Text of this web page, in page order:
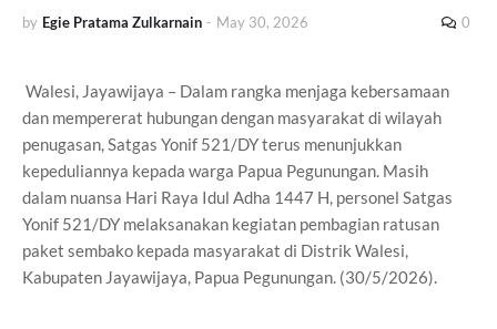
by Egie Pratama Zulkarnain - May 30, 2026 0
Walesi, Jayawijaya – Dalam rangka menjaga kebersamaan
dan mempererat hubungan dengan masyarakat di wilayah
penugasan, Satgas Yonif 521/DY terus menunjukkan
kepeduliannya kepada warga Papua Pegunungan. Masih
dalam nuansa Hari Raya Idul Adha 1447 H, personel Satgas
Yonif 521/DY melaksanakan kegiatan pembagian ratusan
paket sembako kepada masyarakat di Distrik Walesi,
Kabupaten Jayawijaya, Papua Pegunungan. (30/5/2026).